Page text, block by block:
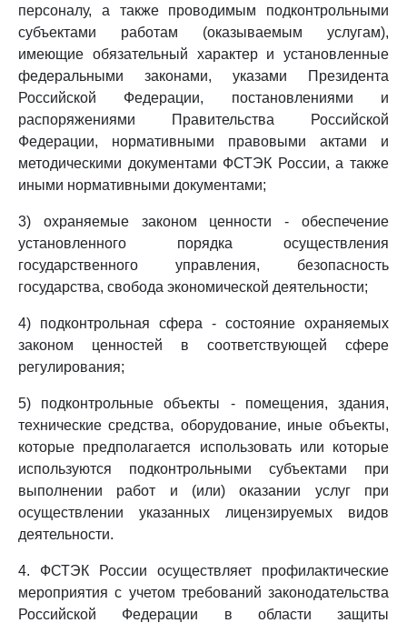
персоналу, а также проводимым подконтрольными
субъектами работам (оказываемым услугам),
имеющие обязательный характер и установленные
федеральными законами, указами Президента
Российской Федерации, постановлениями и
распоряжениями Правительства Российской
Федерации, нормативными правовыми актами и
методическими документами ФСТЭК России, а также
иными нормативными документами;
3) охраняемые законом ценности - обеспечение
установленного порядка осуществления
государственного управления, безопасность
государства, свобода экономической деятельности;
4) подконтрольная сфера - состояние охраняемых
законом ценностей в соответствующей сфере
регулирования;
5) подконтрольные объекты - помещения, здания,
технические средства, оборудование, иные объекты,
которые предполагается использовать или которые
используются подконтрольными субъектами при
выполнении работ и (или) оказании услуг при
осуществлении указанных лицензируемых видов
деятельности.
4. ФСТЭК России осуществляет профилактические
мероприятия с учетом требований законодательства
Российской Федерации в области защиты